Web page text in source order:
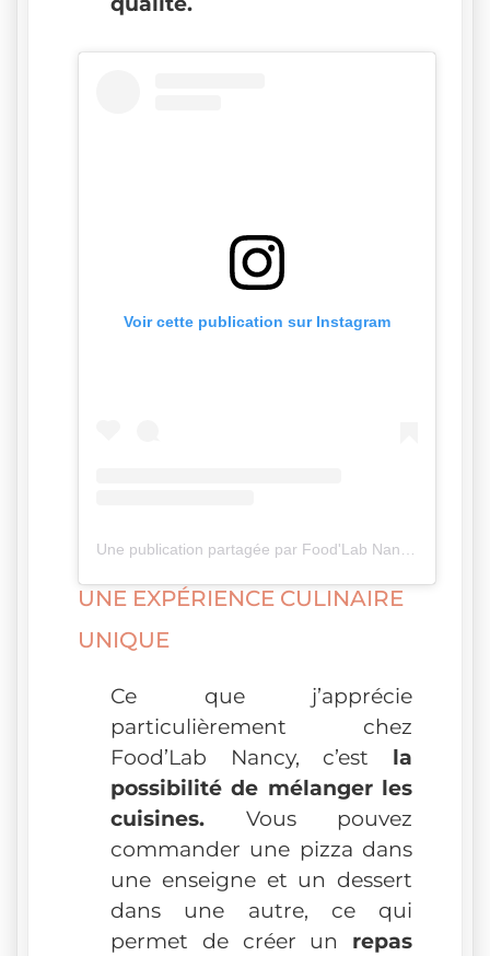
Voir cette publication sur Instagram
Une publication partagée par Food'Lab Nancy (@foodlabnancy)
UNE EXPÉRIENCE CULINAIRE
UNIQUE
Ce que j’apprécie
particulièrement chez
Food’Lab Nancy, c’est la
possibilité de mélanger les
cuisines. Vous pouvez
commander une pizza dans
une enseigne et un dessert
dans une autre, ce qui
permet de créer un repas